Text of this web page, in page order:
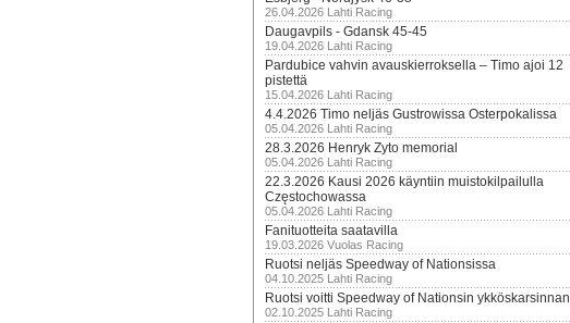
26.04.2026 Lahti Racing
Daugavpils - Gdansk 45-45
19.04.2026 Lahti Racing
Pardubice vahvin avauskierroksella – Timo ajoi 12
pistettä
15.04.2026 Lahti Racing
4.4.2026 Timo neljäs Gustrowissa Osterpokalissa
05.04.2026 Lahti Racing
28.3.2026 Henryk Zyto memorial
05.04.2026 Lahti Racing
22.3.2026 Kausi 2026 käyntiin muistokilpailulla
Częstochowassa
05.04.2026 Lahti Racing
Fanituotteita saatavilla
19.03.2026 Vuolas Racing
Ruotsi neljäs Speedway of Nationsissa
04.10.2025 Lahti Racing
Ruotsi voitti Speedway of Nationsin ykköskarsinnan
02.10.2025 Lahti Racing